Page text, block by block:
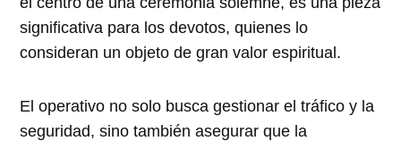
significativa para los devotos, quienes lo
consideran un objeto de gran valor espiritual.
El operativo no solo busca gestionar el tráfico y la
seguridad, sino también asegurar que la